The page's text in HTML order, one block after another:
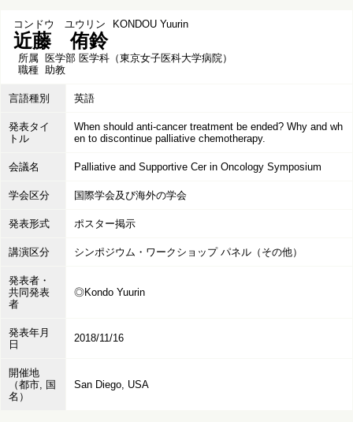
コンドウ ユウリン KONDOU Yuurin
近藤 侑鈴
所属 医学部 医学科（東京女子医科大学病院）
職種 助教
言語種別 英語
発表タイ
トル
When should anti-cancer treatment be ended? Why and wh
en to discontinue palliative chemotherapy.
会議名 Palliative and Supportive Cer in Oncology Symposium
学会区分 国際学会及び海外の学会
発表形式 ポスター掲示
講演区分 シンポジウム・ワークショップ パネル（その他）
発表者・
共同発表
者
◎Kondo Yuurin
発表年月
日
2018/11/16
開催地
（都市, 国
名）
San Diego, USA